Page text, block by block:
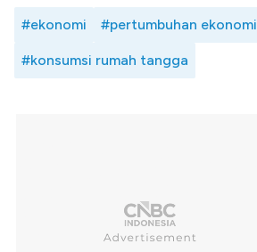
#ekonomi #pertumbuhan ekonomi
#konsumsi rumah tangga